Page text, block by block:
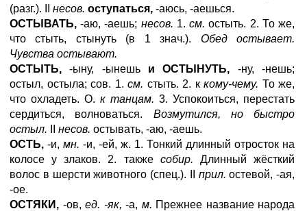
(разг.). II несов. оступаться, -аюсь, -аешься.
ОСТЫВАТЬ, -аю, -аешь; несов. 1.см. остыть. 2. То же,
что стыть, стынуть (в 1 знач.). Обед остывает.
Чувства остывают.
ОСТЫТЬ, -ыну, -ынешьи ОСТЫНУТЬ, -ну, -нешь;
остыл, остыла; сов. 1. см. стыть. 2. к кому-чему. То же,
что охладеть. О. к танцам. 3. Успокоиться, перестать
сердиться, волноваться. Возмутился, но быстро
остыл.
несов. остывать, -аю, -аешь.
ОСТЬ, -и, мн. -и, -ей, ж. 1. Тонкий длинный отросток на
колосе у злаков. 2. также собир. Длинный жёсткий
волос в шерсти животного (спец.). II прил. остевой, -ая,
-ое.
ОСТЯКИ, -ов, ед. -як, -а, м. Прежнее название народа